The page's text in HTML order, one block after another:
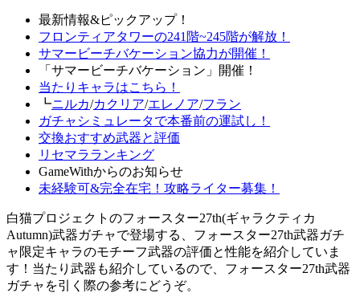
最新情報&ピックアップ！
フロンティアタワーの241階~245階が解放！
サマービーチバケーション協力が開催！
「サマービーチバケーション」開催！
当たりキャラはこちら！
┗ニルカ/カクリア/エレノア/フラン
ガチャシミュレータで本番前の運試し！
交換おすすめ武器と評価
リセマラランキング
GameWithからのお知らせ
未経験可&完全在宅！攻略ライター募集！
白猫プロジェクトのフォースター27th(ギャラクティカ
Autumn)武器ガチャで登場する、フォースター27th武器ガチ
ャ限定キャラのモチーフ武器の評価と性能を紹介していま
す！当たり武器も紹介しているので、フォースター27th武器
ガチャを引く際の参考にどうぞ。